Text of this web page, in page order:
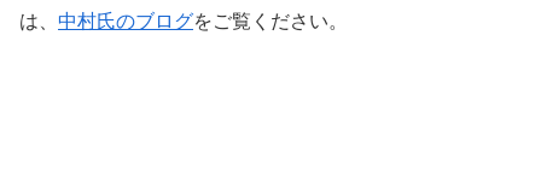
は、 中村氏のブログをご覧ください。